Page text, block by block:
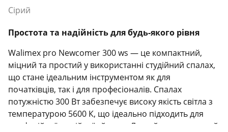
Сірий
Простота та надійність для будь-якого рівня
Walimex pro Newcomer 300 ws — це компактний,
міцний та простий у використанні студійний спалах,
що стане ідеальним інструментом як для
початківців, так і для професіоналів. Спалах
потужністю 300 Вт забезпечує високу якість світла з
температурою 5600 К, що ідеально підходить для
професійної студійної зйомки. Легкий та компактний